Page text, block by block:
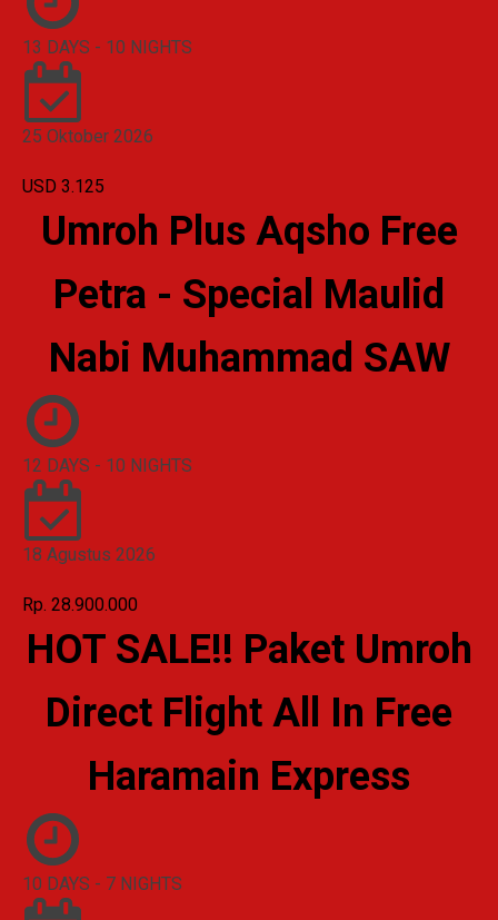
13 DAYS - 10 NIGHTS
25 Oktober 2026
USD 3.125
Umroh Plus Aqsho Free
Petra - Special Maulid
Nabi Muhammad SAW
12 DAYS - 10 NIGHTS
18 Agustus 2026
Rp. 28.900.000
HOT SALE!! Paket Umroh
Direct Flight All In Free
Haramain Express
10 DAYS - 7 NIGHTS